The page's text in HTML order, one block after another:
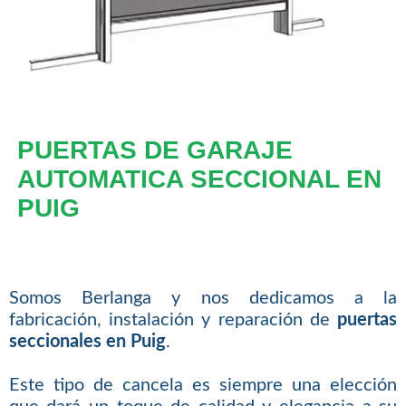
PUERTAS DE GARAJE
AUTOMATICA SECCIONAL EN
PUIG
Somos Berlanga y nos dedicamos a la
fabricación, instalación y reparación de puertas
seccionales en Puig.
Este tipo de cancela es siempre una elección